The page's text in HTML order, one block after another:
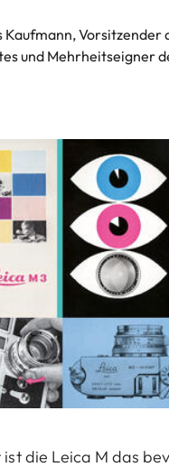
Kaufmann, Vorsitzender
und Mehrheitseigner
die Leica M das